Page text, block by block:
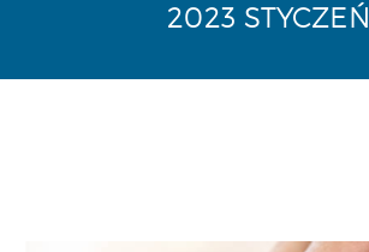
2023 STYCZEŃ